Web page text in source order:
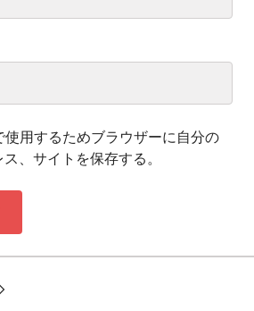
使用するためブラウザーに自分の
、サイトを保存する。